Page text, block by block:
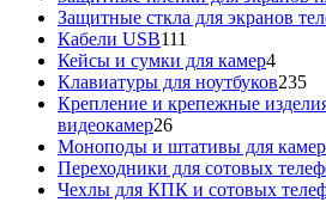
Защитные сткла для экранов
Кабели USB111
товаров
Кейсы и сумки для камер44
товара
Клавиатуры для ноутбуков235235
Крепление и крепежные
видеокамер2626
товаров
Моноподы и штативы для камер
Переходники для сотовых
Чехлы для КПК и сотовых